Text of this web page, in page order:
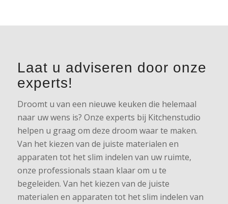
Laat u adviseren door onze
experts!
Droomt u van een nieuwe keuken die helemaal
naar uw wens is? Onze experts bij Kitchenstudio
helpen u graag om deze droom waar te maken.
Van het kiezen van de juiste materialen en
apparaten tot het slim indelen van uw ruimte,
onze professionals staan klaar om u te
begeleiden. Van het kiezen van de juiste
materialen en apparaten tot het slim indelen van